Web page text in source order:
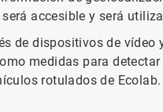
accesible y será
de dispositivos de
medidas para
rotulados de Ecolab.